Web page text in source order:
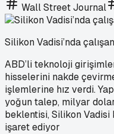
Wall Street Journal
Silikon Vadisi’nda
ABD’li teknoloji
hisselerini nakde
işlemlerine hız verdi.
yoğun talep, milyar
beklentisi, Silikon
işaret ediyor